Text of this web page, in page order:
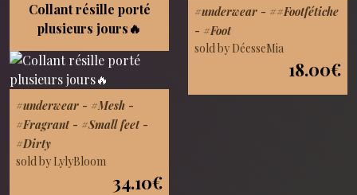
#underwear - ##Footfétiche
- #Foot
sold by DéesseMia
18.00€
Collant résille porté
plusieurs jours🔥
#underwear - #Mesh -
#Fragrant - #Small feet -
#Dirty
sold by LylyBloom
34.10€